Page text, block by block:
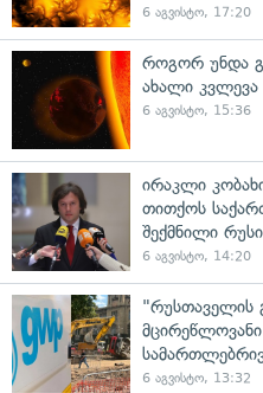
6 აგვისტო, 17:20
როგორ უნდა
ახალი კვლევა
6 აგვისტო, 15:36
ირაკლი
თითქოს
შექმნილი
6 აგვისტო, 14:20
"რუსთაველის
6 აგვისტო, 13:32